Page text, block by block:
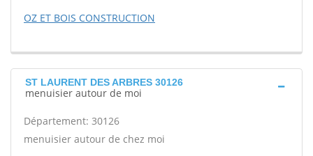
OZ ET BOIS CONSTRUCTION
ST LAURENT DES ARBRES 30126
menuisier autour de moi
Département: 30126
menuisier autour de chez moi